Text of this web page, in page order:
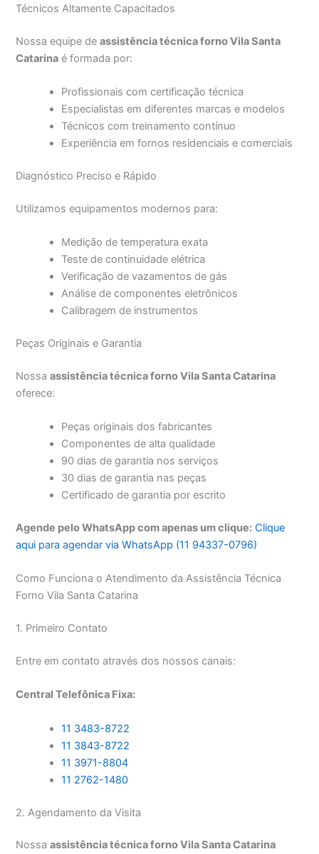
Técnicos Altamente Capacitados
Nossa equipe deassistência técnica forno Vila Santa
Catarina é formada por:
Profissionais com certificação técnica
Especialistas em diferentes marcas e modelos
Técnicos com treinamento contínuo
Experiência em fornos residenciais e comerciais
Diagnóstico Preciso e Rápido
Utilizamos equipamentos modernos para:
Medição de temperatura exata
Teste de continuidade elétrica
Verificação de vazamentos de gás
Análise de componentes eletrônicos
Calibragem de instrumentos
Peças Originais e Garantia
Nossaassistência técnica forno Vila Santa Catarina
oferece:
Peças originais dos fabricantes
Componentes de alta qualidade
90 dias de garantia nos serviços
30 dias de garantia nas peças
Certificado de garantia por escrito
Agende pelo WhatsApp com apenas um clique: Clique
aqui para agendar via WhatsApp (11 94337-0796)
Como Funciona o Atendimento da Assistência Técnica
Forno Vila Santa Catarina
1. Primeiro Contato
Entre em contato através dos nossos canais:
Central Telefônica Fixa:
11 3483-8722
11 3843-8722
11 3971-8804
11 2762-1480
2. Agendamento da Visita
Nossaassistência técnica forno Vila Santa Catarina